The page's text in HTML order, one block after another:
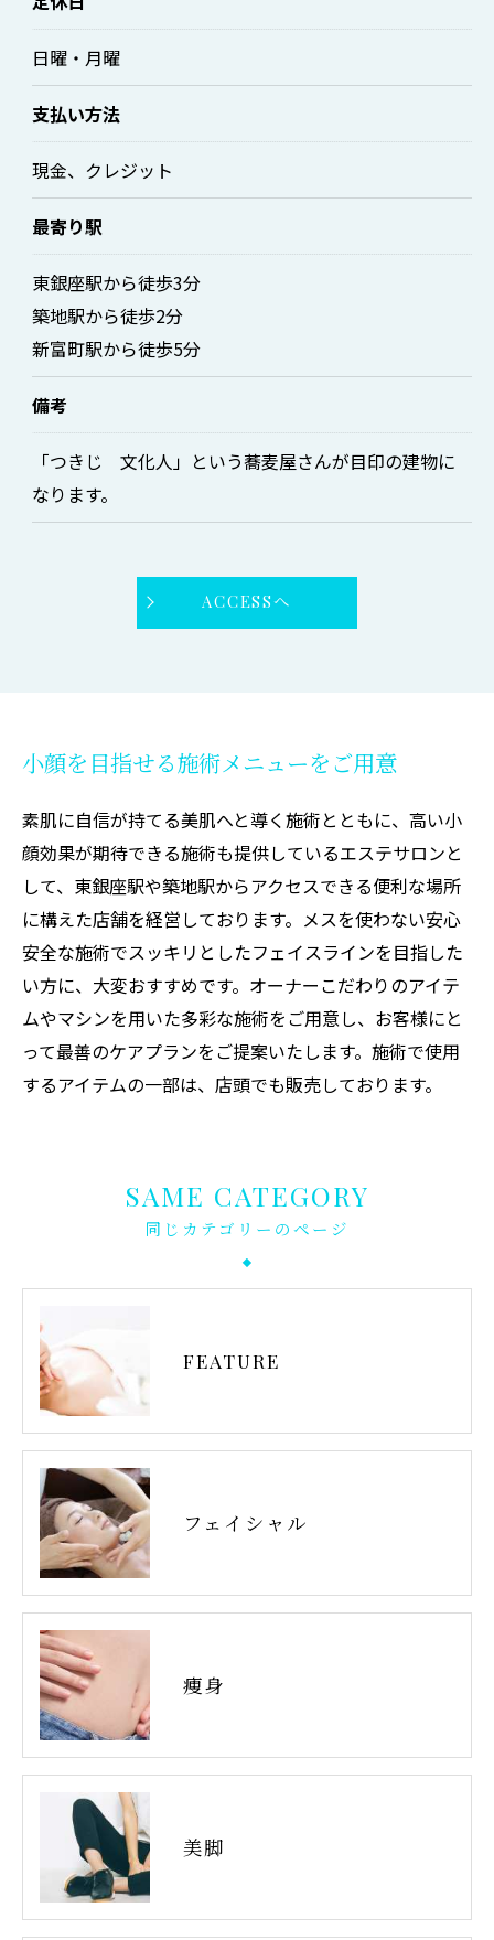
日曜・月曜
支払い方法
現金、クレジット
最寄り駅
東銀座駅から徒歩3分
築地駅から徒歩2分
新富町駅から徒歩5分
備考
「つきじ 文化人」という蕎麦屋さんが目印の建物に
なります。
ACCESSへ
小顔を目指せる施術メニューをご用意
素肌に自信が持てる美肌へと導く施術とともに、高い小
顔効果が期待できる施術も提供しているエステサロンと
して、東銀座駅や築地駅からアクセスできる便利な場所
に構えた店舗を経営しております。メスを使わない安心
安全な施術でスッキリとしたフェイスラインを目指した
い方に、大変おすすめです。オーナーこだわりのアイテ
ムやマシンを用いた多彩な施術をご用意し、お客様にと
って最善のケアプランをご提案いたします。施術で使用
するアイテムの一部は、店頭でも販売しております。
同じカテゴリーのページ
SAME CATEGORY
FEATURE
フェイシャル
痩身
美脚